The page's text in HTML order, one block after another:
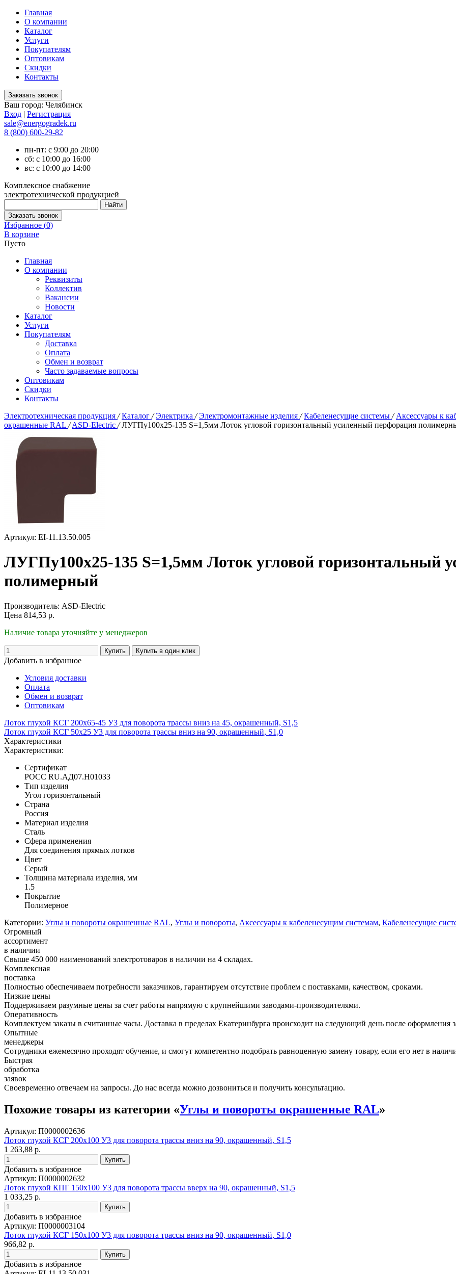
Главная
О компании
Каталог
Услуги
Покупателям
Оптовикам
Скидки
Контакты
Ваш город: Челябинск
Вход | Регистрация
sale@energogradek.ru
8 (800) 600-29-82
пн-пт: с 9:00 до 20:00
сб: с 10:00 до 16:00
вс: с 10:00 до 14:00
Комплексное снабжение
электротехнической продукцией
Избранное (0)
В корзине
Пусто
Главная
О компании
Реквизиты
Коллектив
Вакансии
Новости
Каталог
Услуги
Покупателям
Доставка
Оплата
Обмен и возврат
Часто задаваемые вопросы
Оптовикам
Скидки
Контакты
Электротехническая продукция / Каталог / Электрика / Электромонтажные изделия / Кабеленесущие системы / Аксессуары к
окрашенные RAL / ASD-Electric / ЛУГПу100х25-135 S=1,5мм Лоток угловой горизонтальный усиленный перфорация
Артикул: EI-11.13.50.005
ЛУГПу100х25-135 S=1,5мм Лоток угловой горизонтальный
полимерный
Производитель: ASD-Electric
Цена 814,53 р.
Наличие товара уточняйте у менеджеров
Добавить в избранное
Условия доставки
Оплата
Обмен и возврат
Оптовикам
Лоток глухой КСГ 200х65-45 У3 для поворота трассы вниз на 45, окрашенный, S1,5
Лоток глухой КСГ 50х25 У3 для поворота трассы вниз на 90, окрашенный, S1,0
Характеристики
Характеристики:
Сертификат
POCC RU.АД07.H01033
Тип изделия
Угол горизонтальный
Страна
Россия
Материал изделия
Сталь
Сфера применения
Для соединения прямых лотков
Цвет
Серый
Толщина материала изделия, мм
1.5
Покрытие
Полимерное
Категории: Углы и повороты окрашенные RAL, Углы и повороты, Аксессуары к кабеленесущим системам, Кабеленесущие
Огромный
ассортимент
в наличии
Свыше 450 000 наименований электротоваров в наличии на 4 складах.
Комплексная
поставка
Полностью обеспечиваем потребности заказчиков, гарантируем отсутствие проблем с поставками, качеством, сроками.
Низкие цены
Поддерживаем разумные цены за счет работы напрямую с крупнейшими заводами-производителями.
Оперативность
Комплектуем заказы в считанные часы. Доставка в пределах Екатеринбурга происходит на следующий день после оформления
Опытные
менеджеры
Сотрудники ежемесячно проходят обучение, и смогут компетентно подобрать равноценную замену товару, если его нет в
Быстрая
обработка
заявок
Своевременно отвечаем на запросы. До нас всегда можно дозвониться и получить консультацию.
Похожие товары из категории «Углы и повороты окрашенные RAL»
Артикул: П0000002636
Лоток глухой КСГ 200х100 У3 для поворота трассы вниз на 90, окрашенный, S1,5
1 263,88 р.
Добавить в избранное
Артикул: П0000002632
Лоток глухой КПГ 150х100 У3 для поворота трассы вверх на 90, окрашенный, S1,5
1 033,25 р.
Добавить в избранное
Артикул: П0000003104
Лоток глухой КСГ 150х100 У3 для поворота трассы вниз на 90, окрашенный, S1,0
966,82 р.
Добавить в избранное